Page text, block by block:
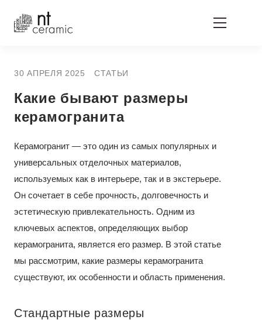
30 АПРЕЛЯ 2025 СТАТЬИ
Какие бывают размеры
керамогранита
Керамогранит — это один из самых популярных и
универсальных отделочных материалов,
используемых как в интерьере, так и в экстерьере.
Он сочетает в себе прочность, долговечность и
эстетическую привлекательность. Одним из
ключевых аспектов, определяющих выбор
керамогранита, является его размер. В этой статье
мы рассмотрим, какие размеры керамогранита
существуют, их особенности и область применения.
Стандартные размеры